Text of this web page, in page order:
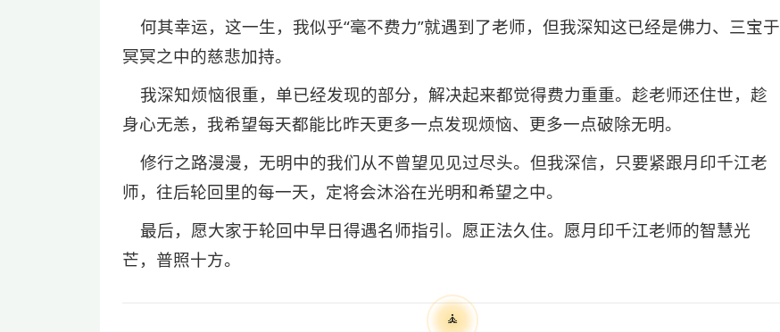
何其幸运，这一生，我似乎“毫不费力”就遇到了老师，但我深知这已经是佛力、三宝于
冥冥之中的慈悲加持。
我深知烦恼很重，单已经发现的部分，解决起来都觉得费力重重。趁老师还住世，趁
身心无恙，我希望每天都能比昨天更多一点发现烦恼、更多一点破除无明。
修行之路漫漫，无明中的我们从不曾望见见过尽头。但我深信，只要紧跟月印千江老
师，往后轮回里的每一天，定将会沐浴在光明和希望之中。
最后，愿大家于轮回中早日得遇名师指引。愿正法久住。愿月印千江老师的智慧光
芒，普照十方。
🧘